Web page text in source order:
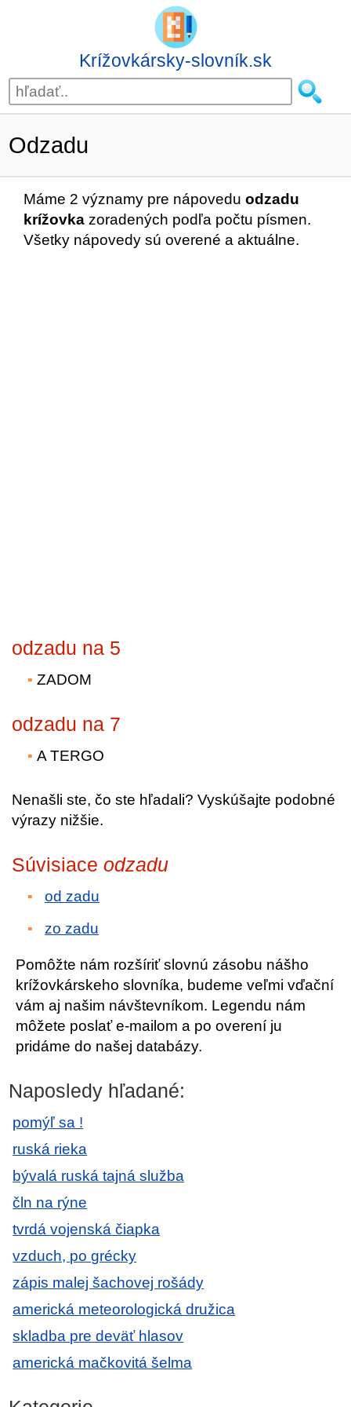
Krížovkársky-slovník.sk
Odzadu
Máme 2 významy pre nápovedu odzadu
krížovka zoradených podľa počtu písmen.
Všetky nápovedy sú overené a aktuálne.
odzadu na 5
ZADOM
odzadu na 7
A TERGO
Nenašli ste, čo ste hľadali? Vyskúšajte podobné
výrazy nižšie.
Súvisiace odzadu
od zadu
zo zadu
Pomôžte nám rozšíriť slovnú zásobu nášho
krížovkárskeho slovníka, budeme veľmi vďační
vám aj našim návštevníkom. Legendu nám
môžete poslať e-mailom a po overení ju
pridáme do našej databázy.
Naposledy hľadané:
pomýľ sa !
ruská rieka
bývalá ruská tajná služba
čln na rýne
tvrdá vojenská čiapka
vzduch, po grécky
zápis malej šachovej rošády
americká meteorologická družica
skladba pre deväť hlasov
americká mačkovitá šelma